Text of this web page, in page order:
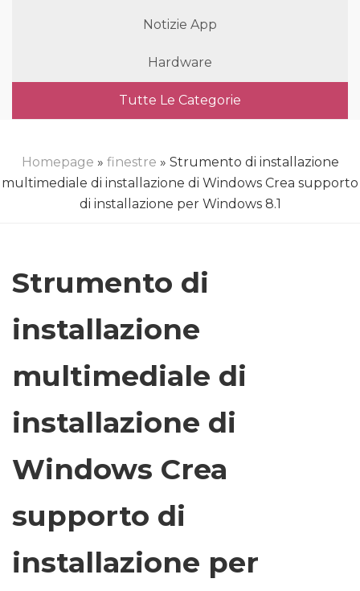
Notizie App
Hardware
Tutte Le Categorie
Homepage » finestre » Strumento di installazione
multimediale di installazione di Windows Crea supporto
di installazione per Windows 8.1
Strumento di
installazione
multimediale di
installazione di
Windows Crea
supporto di
installazione per